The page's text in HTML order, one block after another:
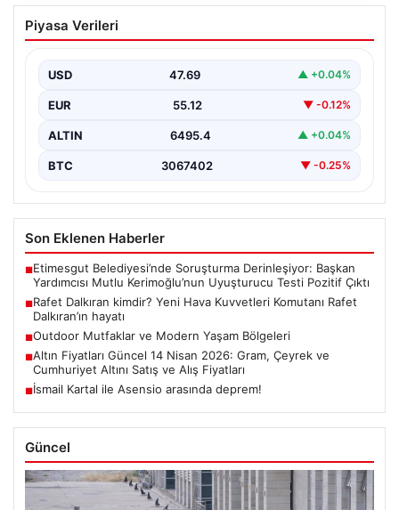
Outdoor Mutfaklar ve Modern Yaşam
Bölgeleri
sürdürmektedir. Özellikle lüks evlerde bulunan ev
sahipleri,…
Piyasa Verileri
USD 47.69 ▲ +0.04%
EUR 55.12 ▼ -0.12%
ALTIN 6495.4 ▲ +0.04%
BTC 3067402 ▼ -0.25%
Son Eklenen Haberler
■Etimesgut Belediyesi’nde Soruşturma Derinleşiyor: Başkan
Yardımcısı Mutlu Kerimoğlu’nun Uyuşturucu Testi Pozitif Çıktı
■Rafet Dalkıran kimdir? Yeni Hava Kuvvetleri Komutanı Rafet
Dalkıran’ın hayatı
■Outdoor Mutfaklar ve Modern Yaşam Bölgeleri
■Altın Fiyatları Güncel 14 Nisan 2026: Gram, Çeyrek ve
Cumhuriyet Altını Satış ve Alış Fiyatları
■İsmail Kartal ile Asensio arasında deprem!
Güncel